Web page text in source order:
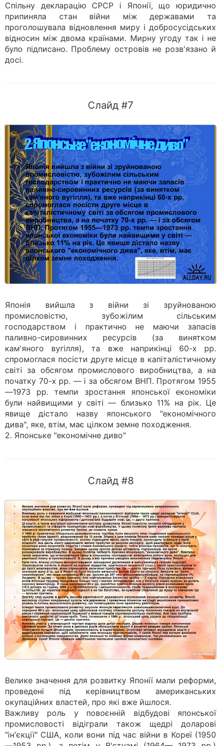
Спільну декларацію СРСР і Японії, що юридично
припиняла стан війни між державами та
проголошувала відновлення миру і добросусідських
відносин між двома країнами. Мирну угоду так і не
було підписано. Проблему островів не розв'язано й
досі.
Слайд #7
Японія вийшла з війни зі зруйнованою
промисловістю, зубожілим сільським
господарством і практично не маючи запасів
паливно-сировинних ресурсів (за винятком
кам'яного вугілля), та вже наприкінці 60-х рр.
спромоглася посісти друге місце в капіталістичному
світі за обсягом промислового виробництва, а на
початку 70-х рр. — і за обсягом ВНП. Протягом 1955
—1973 рр. темпи зростання японської економіки
були найвищими у світі — близько 11% на рік. Це
явище дістало назву японського "економічного
дива", яке, втім, має цілком земне походження.
2. Японське "економічне диво"
Слайд #8
Велике значення для розвитку Японії мали реформи,
проведені під керівництвом американських
окупаційних властей, про які вже йшлося.
Важливу роль у повоєнній відбудові японської
промисловості відіграли також щедрі доларові
"ін'єкції" США, коли вони під час війни в Кореї (1950